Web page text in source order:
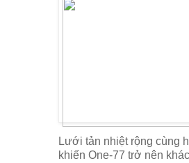
Lưới tản nhiệt rộng cùng
khiến One-77 trở nên